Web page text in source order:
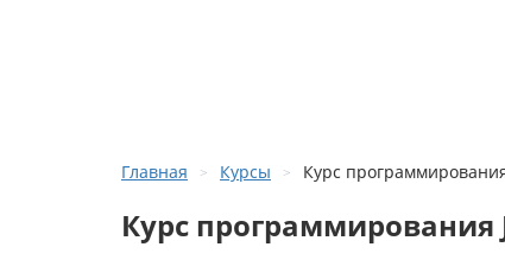
Главная Курсы Курс
Курс